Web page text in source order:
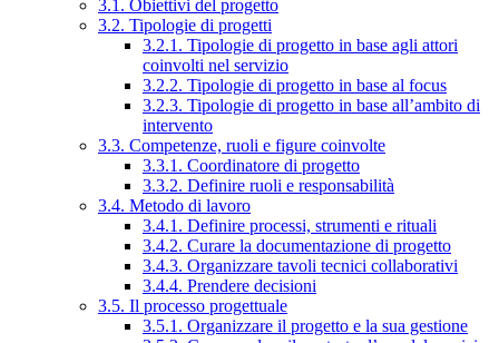
3.1. Obiettivi del progetto
3.2. Tipologie di progetti
3.2.1. Tipologie di progetto in base agli attori
coinvolti nel servizio
3.2.2. Tipologie di progetto in base al focus
3.2.3. Tipologie di progetto in base all’ambito di
intervento
3.3. Competenze, ruoli e figure coinvolte
3.3.1. Coordinatore di progetto
3.3.2. Definire ruoli e responsabilità
3.4. Metodo di lavoro
3.4.1. Definire processi, strumenti e rituali
3.4.2. Curare la documentazione di progetto
3.4.3. Organizzare tavoli tecnici collaborativi
3.4.4. Prendere decisioni
3.5. Il processo progettuale
3.5.1. Organizzare il progetto e la sua gestione